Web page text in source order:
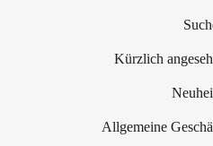
Kürzlich
Allgemeine